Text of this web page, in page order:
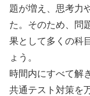
題が増え、思考力
た。そのため、問
果として多くの科
ょう。
時間内にすべて解
共通テスト対策を